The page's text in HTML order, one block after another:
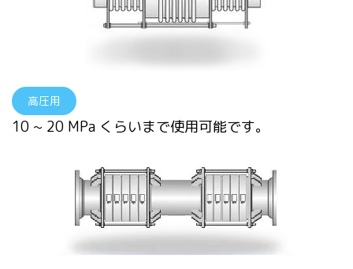
高圧用
10 ~ 20 MPa くらいまで使用可能です。